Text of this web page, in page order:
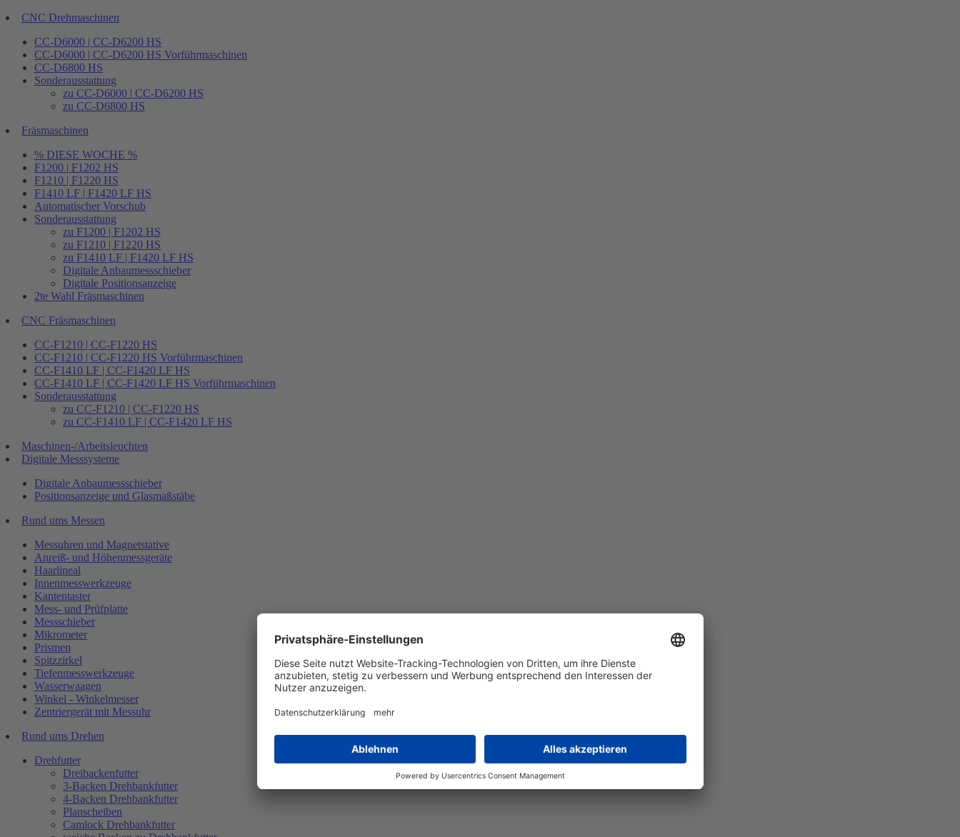
CNC Drehmaschinen
CC-D6000 | CC-D6200 HS
CC-D6000 | CC-D6200 HS Vorführmaschinen
CC-D6800 HS
Sonderausstattung
zu CC-D6000 | CC-D6200 HS
zu CC-D6800 HS
Fräsmaschinen
% DIESE WOCHE %
F1200 | F1202 HS
F1210 | F1220 HS
F1410 LF | F1420 LF HS
Automatischer Vorschub
Sonderausstattung
zu F1200 | F1202 HS
zu F1210 | F1220 HS
zu F1410 LF | F1420 LF HS
Digitale Anbaumessschieber
Digitale Positionsanzeige
2te Wahl Fräsmaschinen
CNC Fräsmaschinen
CC-F1210 | CC-F1220 HS
CC-F1210 | CC-F1220 HS Vorführmaschinen
CC-F1410 LF | CC-F1420 LF HS
CC-F1410 LF | CC-F1420 LF HS Vorführmaschinen
Sonderausstattung
zu CC-F1210 | CC-F1220 HS
zu CC-F1410 LF | CC-F1420 LF HS
Maschinen-/Arbeitsleuchten
Digitale Messsysteme
Digitale Anbaumessschieber
Positionsanzeige und Glasmaßstäbe
Rund ums Messen
Messuhren und Magnetstative
Anreiß- und Höhenmessgeräte
Haarlineal
Innenmesswerkzeuge
Kantentaster
Mess- und Prüfplatte
Messschieber
Mikrometer
Prismen
Spitzzirkel
Tiefenmesswerkzeuge
Wasserwaagen
Winkel - Winkelmesser
Zentriergerät mit Messuhr
Rund ums Drehen
Drehfutter
Dreibackenfutter
3-Backen Drehbankfutter
4-Backen Drehbankfutter
Planscheiben
Camlock Drehbankfutter